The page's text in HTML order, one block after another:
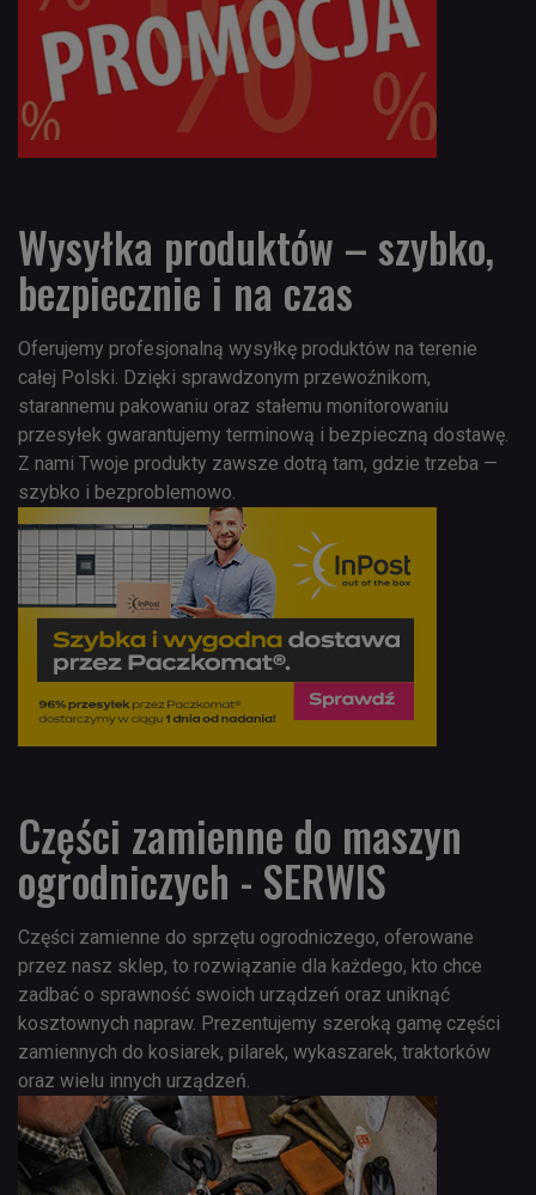
Wysyłka produktów – szybko,
bezpiecznie i na czas
Oferujemy profesjonalną wysyłkę produktów na terenie
całej Polski. Dzięki sprawdzonym przewoźnikom,
starannemu pakowaniu oraz stałemu monitorowaniu
przesyłek gwarantujemy terminową i bezpieczną dostawę.
Z nami Twoje produkty zawsze dotrą tam, gdzie trzeba —
szybko i bezproblemowo.
Części zamienne do maszyn
ogrodniczych - SERWIS
Części zamienne do sprzętu ogrodniczego, oferowane
przez nasz sklep, to rozwiązanie dla każdego, kto chce
zadbać o sprawność swoich urządzeń oraz uniknąć
kosztownych napraw. Prezentujemy szeroką gamę części
zamiennych do kosiarek, pilarek, wykaszarek, traktorków
oraz wielu innych urządzeń.